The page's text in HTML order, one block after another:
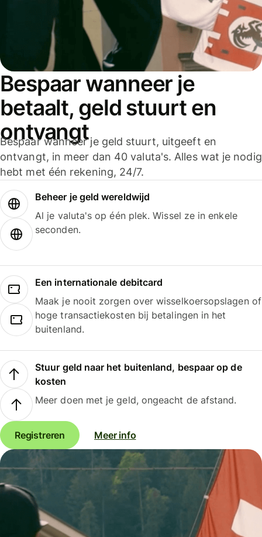
Bespaar wanneer je
betaalt, geld stuurt en
ontvangt
Bespaar wanneer je geld stuurt, uitgeeft en
ontvangt, in meer dan 40 valuta's. Alles wat je nodig
hebt met één rekening, 24/7.
Beheer je geld wereldwijd
Al je valuta's op één plek. Wissel ze in enkele
seconden.
Een internationale debitcard
Maak je nooit zorgen over wisselkoersopslagen of
hoge transactiekosten bij betalingen in het
buitenland.
Stuur geld naar het buitenland, bespaar op de
kosten
Meer doen met je geld, ongeacht de afstand.
Registreren Meer info